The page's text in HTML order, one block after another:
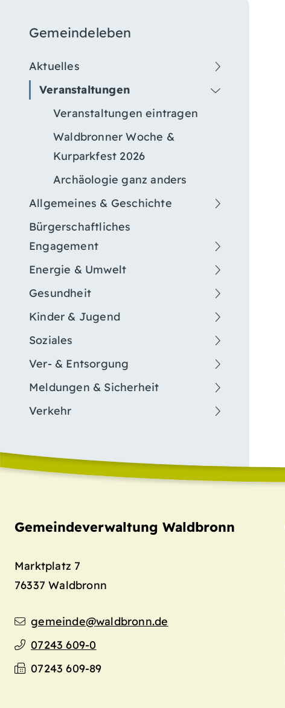
Gemeindeleben
Aktuelles
Veranstaltungen
Veranstaltungen eintragen
Waldbronner Woche &
Kurparkfest 2026
Archäologie ganz anders
Allgemeines & Geschichte
Bürgerschaftliches
Engagement
Energie & Umwelt
Gesundheit
Kinder & Jugend
Soziales
Ver- & Entsorgung
Meldungen & Sicherheit
Verkehr
Gemeindeverwaltung Waldbronn
Marktplatz 7
76337 Waldbronn
gemeinde@waldbronn.de
07243 609-0
07243 609-89